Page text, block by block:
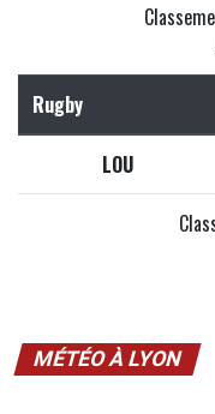
Rugby
LOU
MÉTÉO À LYON